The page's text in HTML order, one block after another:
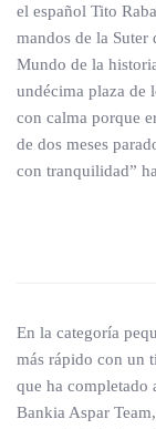
el español Tito
mandos de la
Mundo de la
undécima plaza de
con calma porque
de dos meses
con tranquilidad”
En la categoría
más rápido con un
que ha completado
Bankia Aspar